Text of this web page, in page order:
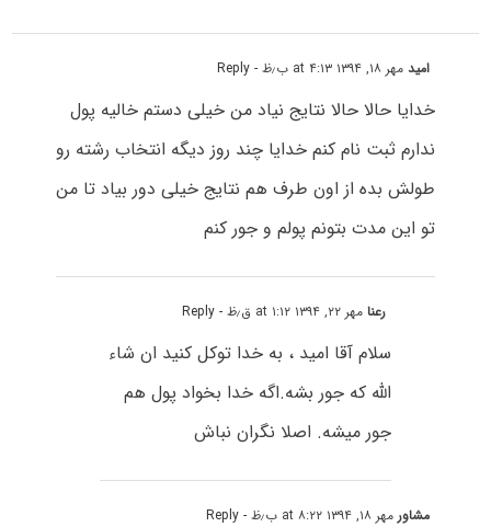
امیدمهر ۱۸, ۱۳۹۴ at ۴:۱۳ ب٫ظ - Reply
خدایا حالا حالا نتایج نیاد من خیلی دستم خالیه پول
ندارم ثبت نام کنم خدایا چند روز دیگه انتخاب رشته رو
طولش بده از اون طرف هم نتایج خیلی دور بیاد تا من
تو این مدت بتونم پولم و جور کنم
رعنامهر ۲۲, ۱۳۹۴ at ۱:۱۲ ق٫ظ - Reply
سلام آقا امید ، به خدا توکل کنید ان شاء
الله که جور بشه.اگه خدا بخواد پول هم
جور میشه. اصلا نگران نباش
مشاور مهر ۱۸, ۱۳۹۴ at ۸:۲۲ ب٫ظ - Reply